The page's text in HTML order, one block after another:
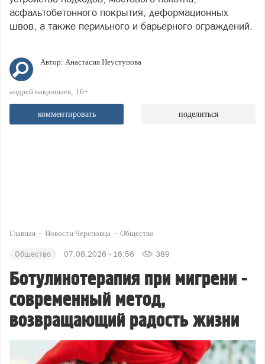
асфальтобетонного покрытия, деформационных
швов, а также перильного и барьерного ограждений.
Автор: Анастасия Неуступова
андрей накрошаев 16+
комментировать поделиться
Главная Новости Череповца Общество
Общество 07.08.2026 - 16:56 389
Ботулинотерапия при мигрени -
современный метод,
возвращающий радость жизни